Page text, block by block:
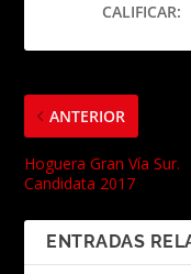
CALIFICAR:
ANTERIOR
Hoguera Gran Vía Sur.
Candidata 2017
ENTRADAS